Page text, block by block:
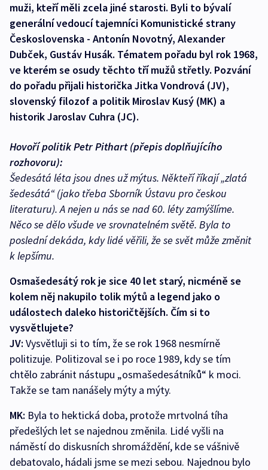
muži, kteří měli zcela jiné starosti. Byli to bývalí
generální vedoucí tajemníci Komunistické strany
Československa - Antonín Novotný, Alexander
Dubček, Gustáv Husák. Tématem pořadu byl rok 1968,
ve kterém se osudy těchto tří mužů střetly. Pozvání
do pořadu přijali historička Jitka Vondrová (JV),
slovenský filozof a politik Miroslav Kusý (MK) a
historik Jaroslav Cuhra (JC).
Hovoří politik Petr Pithart (přepis doplňujícího
rozhovoru):
Šedesátá léta jsou dnes už mýtus. Někteří říkají „zlatá
šedesátá“ (jako třeba Sborník Ústavu pro českou
literaturu). A nejen u nás se nad 60. léty zamýšlíme.
Něco se dělo všude ve srovnatelném světě. Byla to
poslední dekáda, kdy lidé věřili, že se svět může změnit
k lepšímu.
Osmašedesátý rok je sice 40 let starý, nicméně se
kolem něj nakupilo tolik mýtů a legend jako o
událostech daleko historičtějších. Čím si to
vysvětlujete?
JV: Vysvětluji si to tím, že se rok 1968 nesmírně
politizuje. Politizoval se i po roce 1989, kdy se tím
chtělo zabránit nástupu „osmašedesátníků“ k moci.
Takže se tam nanášely mýty a mýty.
MK: Byla to hektická doba, protože mrtvolná tíha
předešlých let se najednou změnila. Lidé vyšli na
náměstí do diskusních shromáždění, kde se vášnivě
debatovalo, hádali jsme se mezi sebou. Najednou bylo